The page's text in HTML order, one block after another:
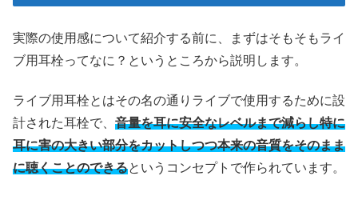
実際の使用感について紹介する前に、まずはそもそもライ
ブ用耳栓ってなに？というところから説明します。
ライブ用耳栓とはその名の通りライブで使用するために設
計された耳栓で、 音量を耳に安全なレベルまで減らし特に
耳に害の大きい部分をカットしつつ本来の音質をそのまま
に聴くことのできるというコンセプトで作られています。